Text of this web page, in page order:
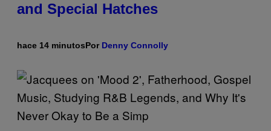
and Special Hatches
hace 14 minutosPor Denny Connolly